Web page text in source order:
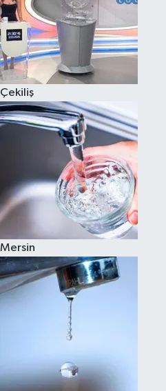
Çekiliş
Mersin